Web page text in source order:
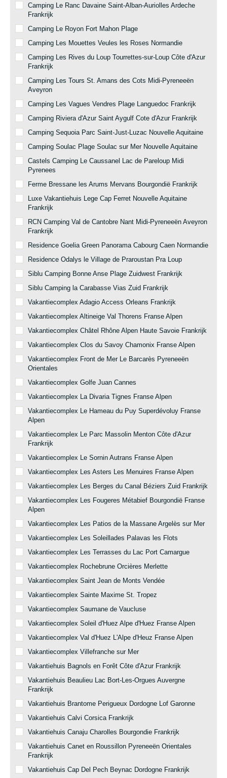
Camping Le Ranc Davaine Saint-Alban-Auriolles Ardeche
Frankrijk
Camping Le Royon Fort Mahon Plage
Camping Les Mouettes Veules les Roses Normandie
Camping Les Rives du Loup Tourrettes-sur-Loup Côte d'Azur
Frankrijk
Camping Les Tours St. Amans des Cots Midi-Pyreneeën
Aveyron
Camping Les Vagues Vendres Plage Languedoc Frankrijk
Camping Riviera d'Azur Saint Aygulf Cote d'Azur Frankrijk
Camping Sequoia Parc Saint-Just-Luzac Nouvelle Aquitaine
Camping Soulac Plage Soulac sur Mer Nouvelle Aquitaine
Castels Camping Le Caussanel Lac de Pareloup Midi
Pyrenees
Ferme Bressane les Arums Mervans Bourgondië Frankrijk
Luxe Vakantiehuis Lege Cap Ferret Nouvelle Aquitaine
Frankrijk
RCN Camping Val de Cantobre Nant Midi-Pyreneeën Aveyron
Frankrijk
Residence Goelia Green Panorama Cabourg Caen Normandie
Residence Odalys le Village de Praroustan Pra Loup
Siblu Camping Bonne Anse Plage Zuidwest Frankrijk
Siblu Camping la Carabasse Vias Zuid Frankrijk
Vakantiecomplex Adagio Access Orleans Frankrijk
Vakantiecomplex Altineige Val Thorens Franse Alpen
Vakantiecomplex Châtel Rhône Alpen Haute Savoie Frankrijk
Vakantiecomplex Clos du Savoy Chamonix Franse Alpen
Vakantiecomplex Front de Mer Le Barcarès Pyreneeën
Orientales
Vakantiecomplex Golfe Juan Cannes
Vakantiecomplex La Divaria Tignes Franse Alpen
Vakantiecomplex Le Hameau du Puy Superdévoluy Franse
Alpen
Vakantiecomplex Le Parc Massolin Menton Côte d'Azur
Frankrijk
Vakantiecomplex Le Sornin Autrans Franse Alpen
Vakantiecomplex Les Asters Les Menuires Franse Alpen
Vakantiecomplex Les Berges du Canal Béziers Zuid Frankrijk
Vakantiecomplex Les Fougeres Métabief Bourgondië Franse
Alpen
Vakantiecomplex Les Patios de la Massane Argelès sur Mer
Vakantiecomplex Les Soleillades Palavas les Flots
Vakantiecomplex Les Terrasses du Lac Port Camargue
Vakantiecomplex Rochebrune Orcières Merlette
Vakantiecomplex Saint Jean de Monts Vendée
Vakantiecomplex Sainte Maxime St. Tropez
Vakantiecomplex Saumane de Vaucluse
Vakantiecomplex Soleil d'Huez Alpe d'Huez Franse Alpen
Vakantiecomplex Val d'Huez L'Alpe d'Heuz Franse Alpen
Vakantiecomplex Villefranche sur Mer
Vakantiehuis Bagnols en Forêt Côte d'Azur Frankrijk
Vakantiehuis Beaulieu Lac Bort-Les-Orgues Auvergne
Frankrijk
Vakantiehuis Brantome Perigueux Dordogne Lof Garonne
Vakantiehuis Calvi Corsica Frankrijk
Vakantiehuis Canaju Charolles Bourgondie Frankrijk
Vakantiehuis Canet en Roussillon Pyreneeën Orientales
Frankrijk
Vakantiehuis Cap Del Pech Beynac Dordogne Frankrijk